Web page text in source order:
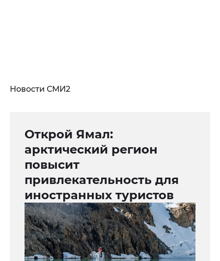
Новости СМИ2
Открой Ямал:
арктический регион
повысит
привлекательность для
иностранных туристов